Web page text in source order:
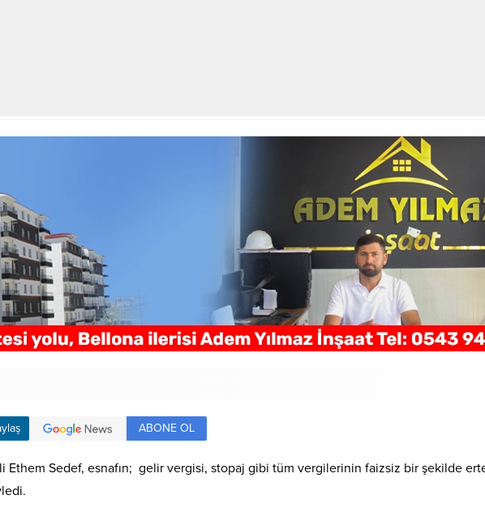
ABONE OL
Ethem Sedef, esnafın; gelir vergisi, stopaj gibi tüm vergilerinin faizsiz bir şekilde